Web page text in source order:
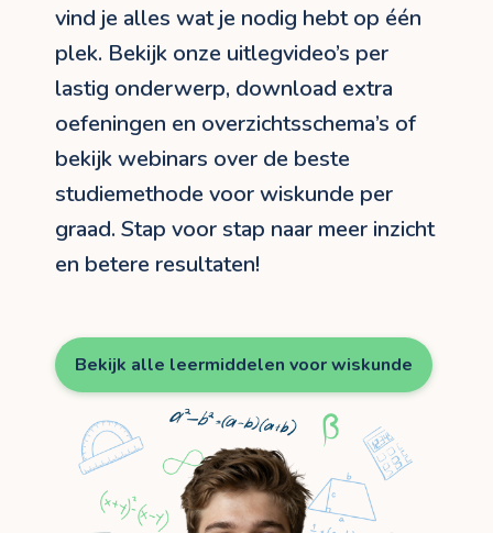
vind je alles wat je nodig hebt op één
plek. Bekijk onze uitlegvideo’s per
lastig onderwerp, download extra
oefeningen en overzichtsschema’s of
bekijk webinars over de beste
studiemethode voor wiskunde per
graad. Stap voor stap naar meer inzicht
en betere resultaten!
Bekijk alle leermiddelen voor wiskunde